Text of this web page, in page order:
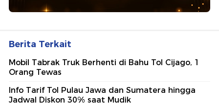
Berita Terkait
Mobil Tabrak Truk Berhenti di Bahu Tol Cijago, 1
Orang Tewas
Info Tarif Tol Pulau Jawa dan Sumatera hingga
Jadwal Diskon 30% saat Mudik